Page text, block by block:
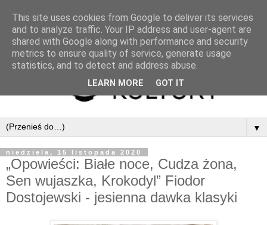
▼
niedziela, 15 listopada 2020
„Opowieści: Białe noce, Cudza żona,
Sen wujaszka, Krokodyl” Fiodor
Dostojewski - jesienna dawka klasyki
This site uses cookies from Google to deliver its services
and to analyze traffic. Your IP address and user-agent are
shared with Google along with performance and security
metrics to ensure quality of service, generate usage
statistics, and to detect and address abuse.
LEARN MORE GOT IT